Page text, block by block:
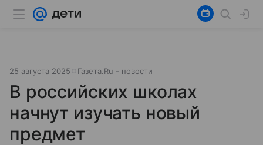
25 августа 2025 Газета.Ru - новости
В российских школах
начнут изучать новый
предмет